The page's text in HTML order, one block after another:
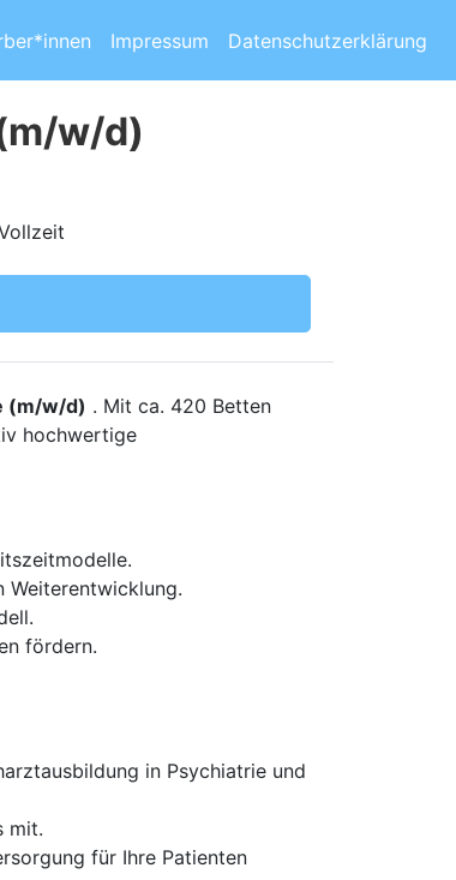
Impressum Datenschutzerklärung
w/d)
(m/w/d) . Mit ca. 420 Betten
hochwertige
Weiterentwicklung.
fördern.
in Psychiatrie und
mit.
für Ihre Patienten